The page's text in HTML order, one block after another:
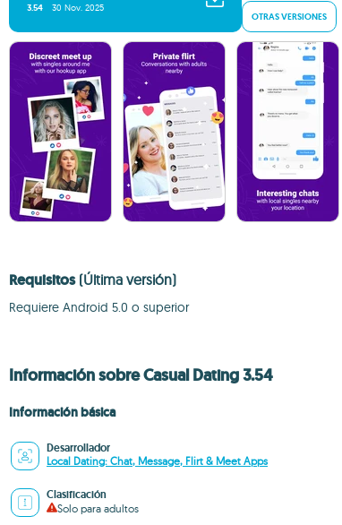
3.54 30 Nov. 2025
OTRAS VERSIONES
Requisitos (Última versión)
Requiere Android 5.0 o superior
Información sobre Casual Dating 3.54
Información básica
Desarrollador
Local Dating: Chat, Message, Flirt & Meet Apps
Clasificación
Solo para adultos